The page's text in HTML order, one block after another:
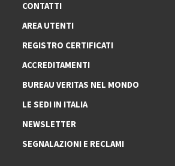
CONTATTI
AREA UTENTI
REGISTRO CERTIFICATI
ACCREDITAMENTI
BUREAU VERITAS NEL MONDO
LE SEDI IN ITALIA
NEWSLETTER
SEGNALAZIONI E RECLAMI